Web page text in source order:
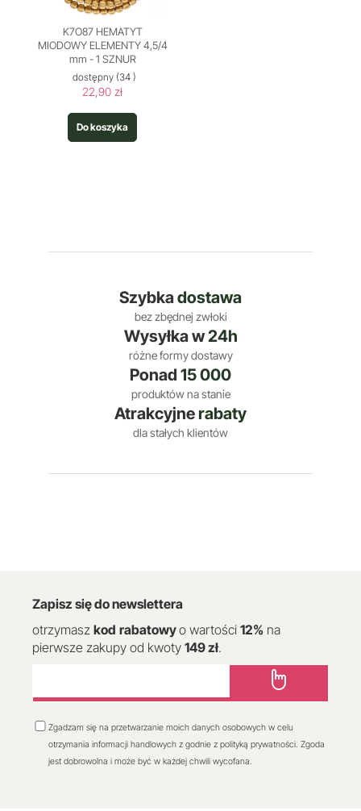
K7O87 HEMATYT
MIODOWY ELEMENTY 4,5/4
mm - 1 SZNUR
dostępny (34 )
22,90 zł
Do koszyka
Szybkadostawa
bez zbędnej zwłoki
Wysyłka w24h
różne formy dostawy
Ponad 15 000
produktów na stanie
Atrakcyjnerabaty
dla stałych klientów
Zapisz się do newslettera
otrzymasz kod rabatowyo wartości 12% na
pierwsze zakupy od kwoty 149 zł.
Zgadzam się na przetwarzanie moich danych osobowych w celu
otrzymania informacji handlowych z godnie z polityką prywatności. Zgoda
jest dobrowolna i może być w każdej chwili wycofana.